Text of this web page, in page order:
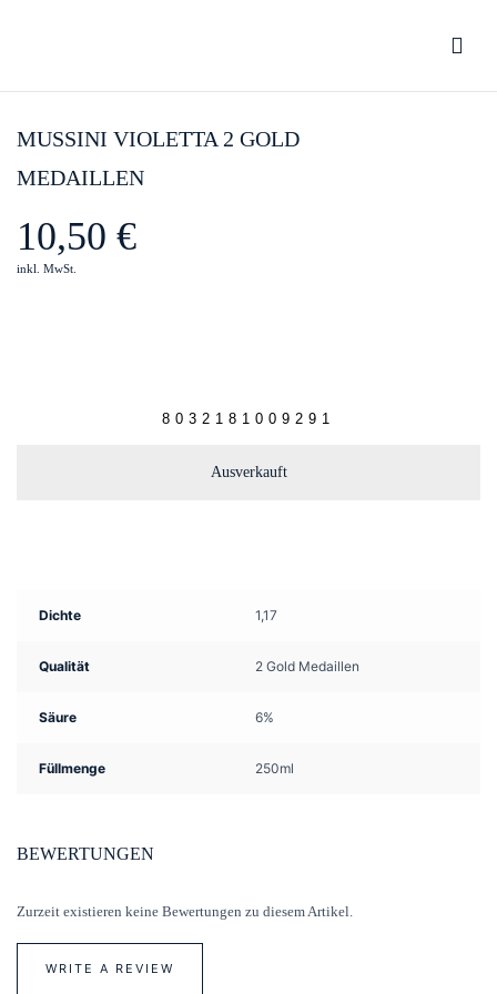
MUSSINI VIOLETTA 2 GOLD
MEDAILLEN
10,50 €
inkl. MwSt.
8032181009291
Ausverkauft
Dichte 1,17
Qualität 2 Gold Medaillen
Säure 6%
Füllmenge 250ml
BEWERTUNGEN
Zurzeit existieren keine Bewertungen zu diesem Artikel.
WRITE A REVIEW
2 Gold Medaillen”